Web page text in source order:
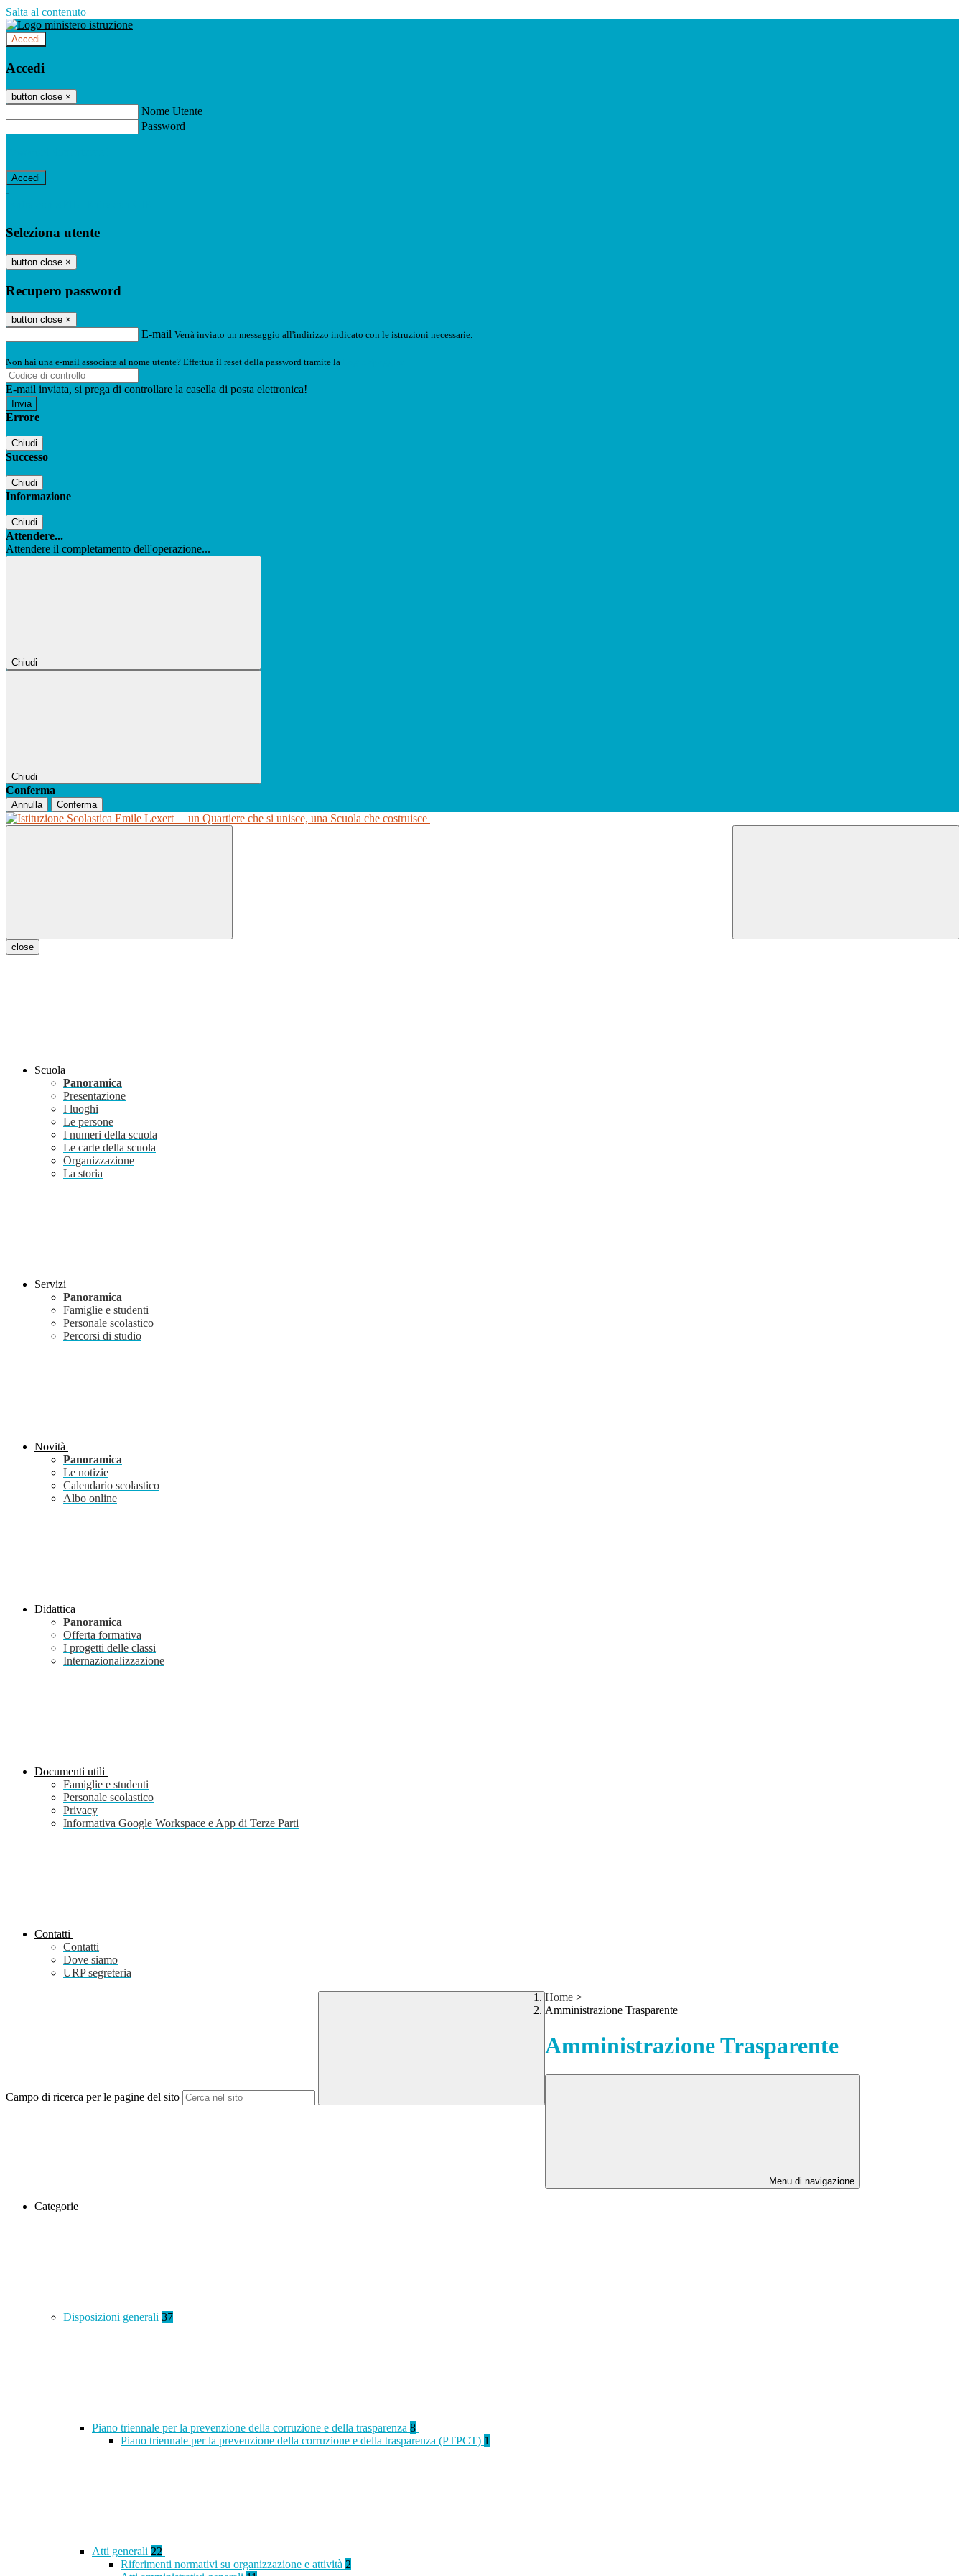
Salta al contenuto
Accedi
Accedi
button close ×
Nome Utente
Password
-
Seleziona utente
button close ×
Recupero password
button close ×
E-mail Verrà inviato un messaggio all'indirizzo indicato con le istruzioni necessarie.
Non hai una e-mail associata al nome utente? Effettua il reset della password tramite la
E-mail inviata, si prega di controllare la casella di posta elettronica!
Errore
Chiudi
Successo
Chiudi
Informazione
Chiudi
Attendere...
Attendere il completamento dell'operazione...
Chiudi
Chiudi
Conferma
Annulla Conferma
un Quartiere che si unisce, una Scuola che costruisce
close
Scuola
Panoramica
Presentazione
I luoghi
Le persone
I numeri della scuola
Le carte della scuola
Organizzazione
La storia
Servizi
Panoramica
Famiglie e studenti
Personale scolastico
Percorsi di studio
Novità
Panoramica
Le notizie
Calendario scolastico
Albo online
Didattica
Panoramica
Offerta formativa
I progetti delle classi
Internazionalizzazione
Documenti utili
Famiglie e studenti
Personale scolastico
Privacy
Informativa Google Workspace e App di Terze Parti
Contatti
Contatti
Dove siamo
URP segreteria
Campo di ricerca per le pagine del sito
Home >
Amministrazione Trasparente
Amministrazione Trasparente
Menu di navigazione
Categorie
Disposizioni generali 37
Piano triennale per la prevenzione della corruzione e della trasparenza 8
Piano triennale per la prevenzione della corruzione e della trasparenza (PTPCT) 1
Atti generali 22
Riferimenti normativi su organizzazione e attività 2